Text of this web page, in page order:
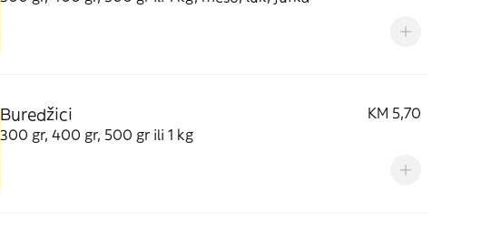
Buredžici
KM 5,70
300 gr, 400 gr, 500 gr ili 1 kg